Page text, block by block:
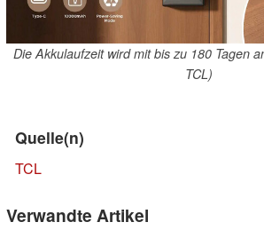
Die Akkulaufzeit wird mit bis zu 180 Tagen
TCL)
Quelle(n)
TCL
Verwandte Artikel